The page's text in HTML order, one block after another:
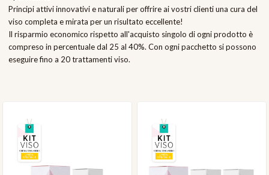
Principi attivi innovativi e naturali per offrire ai vostri clienti una cura del
viso completa e mirata per un risultato eccellente!
Il risparmio economico rispetto all'acquisto singolo di ogni prodotto è
compreso in percentuale dal 25 al 40%. Con ogni pacchetto si possono
eseguire fino a 20 trattamenti viso.